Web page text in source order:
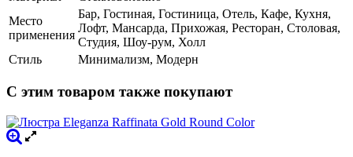
Место
применения
Бар, Гостиная, Гостиница, Отель, Кафе, Кухня,
Лофт, Мансарда, Прихожая, Ресторан, Столовая,
Студия, Шоу-рум, Холл
Стиль
Минимализм, Модерн
С этим товаром также покупают